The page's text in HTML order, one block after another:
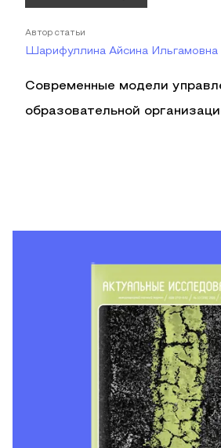
Автор статьи
Шарифуллина Айсина Ильгамовна
Современные модели
образовательной